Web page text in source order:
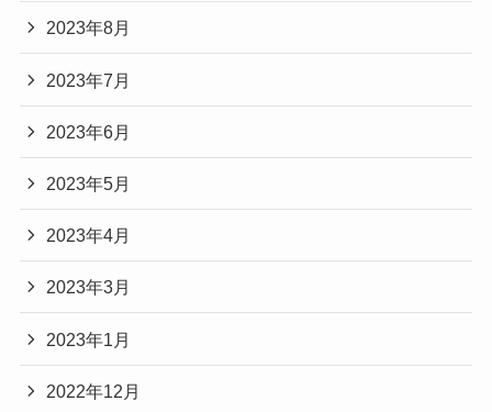
2023年8月
2023年7月
2023年6月
2023年5月
2023年4月
2023年3月
2023年1月
2022年12月